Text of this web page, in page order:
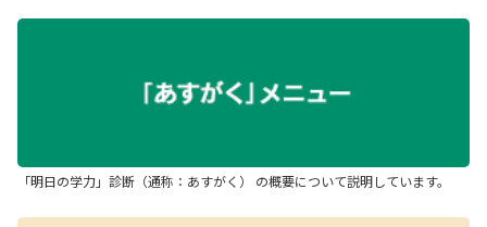
「明日の学力」診断（通称：あすがく） の概要について説明しています。